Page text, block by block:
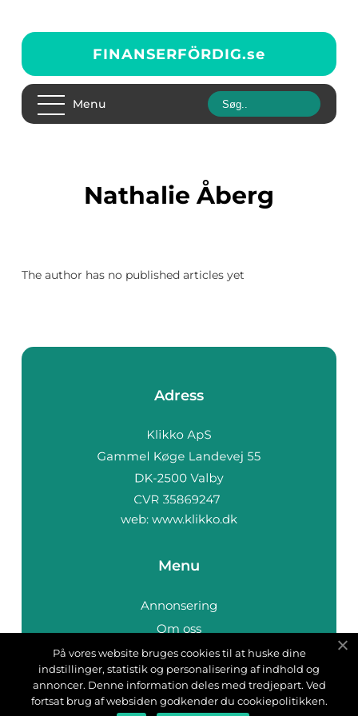
FINANSERFÖRDIG.se
Menu
Nathalie Åberg
The author has no published articles yet
Adress
web: www.klikko.dk
Menu
Annonsering
Om oss
Cookies
Kontakta oss
Sitemap
På vores website bruges cookies til at huske dine
indstillinger, statistik og personalisering af indhold og
annoncer. Denne information deles med tredjepart. Ved
fortsat brug af websiden godkender du cookiepolitikken.